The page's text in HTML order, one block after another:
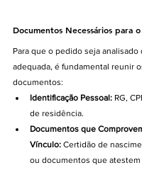
Documentos Necessários para
Para que o pedido seja analisado
adequada, é fundamental reunir
documentos:
Identificação Pessoal: RG,
de residência.
Documentos que
Vínculo: Certidão de
ou documentos que atestem